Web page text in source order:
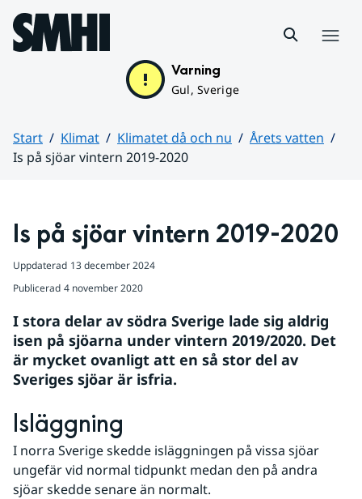
Hoppa till sidans innehåll
Varning
Gul, Sverige
Start Klimat Klimatet då och nu
Årets vatten
Is på sjöar vintern 2019-2020
Is på sjöar vintern 2019-2020
Uppdaterad 13 december 2024
Publicerad 4 november 2020
I stora delar av södra Sverige lade sig aldrig
isen på sjöarna under vintern 2019/2020. Det
är mycket ovanligt att en så stor del av
Sveriges sjöar är isfria.
Isläggning
I norra Sverige skedde isläggningen på vissa sjöar
ungefär vid normal tidpunkt medan den på andra
sjöar skedde senare än normalt.